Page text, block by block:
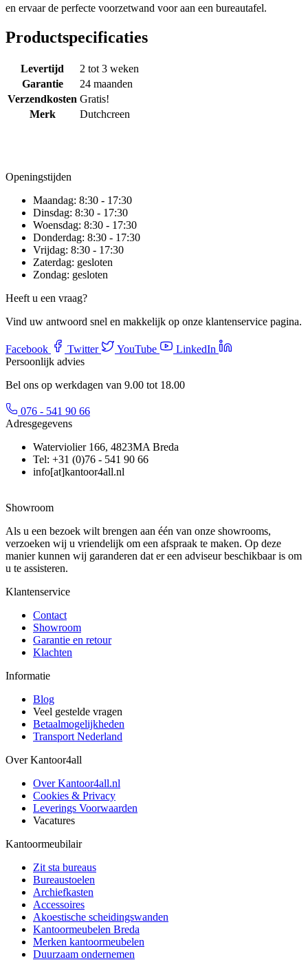
en ervaar de perfecte voorzetwand voor aan een bureautafel.
Productspecificaties
Levertijd
2 tot 3 weken
Garantie
24 maanden
Verzendkosten Gratis!
Merk
Dutchcreen
Openingstijden
Maandag: 8:30 - 17:30
Dinsdag: 8:30 - 17:30
Woensdag: 8:30 - 17:30
Donderdag: 8:30 - 17:30
Vrijdag: 8:30 - 17:30
Zaterdag: gesloten
Zondag: gesloten
Heeft u een vraag?
Vind uw antwoord snel en makkelijk op onze klantenservice pagina.
Facebook Twitter YouTube
LinkedIn
Persoonlijk advies
Bel ons op werkdagen van 9.00 tot 18.00
076 - 541 90 66
Adresgegevens
Waterviolier 166, 4823MA Breda
Tel: +31 (0)76 - 541 90 66
info[at]kantoor4all.nl
Showroom
Als u een bezoek wilt brengen aan één van onze showrooms,
verzoeken wij u vriendelijk om een afspraak te maken. Op deze
manier kunnen wij garanderen dat er een adviseur beschikbaar is om
u te assisteren.
Klantenservice
Contact
Showroom
Garantie en retour
Klachten
Informatie
Blog
Veel gestelde vragen
Betaalmogelijkheden
Transport Nederland
Over Kantoor4all
Over Kantoor4all.nl
Cookies & Privacy
Leverings Voorwaarden
Vacatures
Kantoormeubilair
Zit sta bureaus
Bureaustoelen
Archiefkasten
Accessoires
Akoestische scheidingswanden
Kantoormeubelen Breda
Merken kantoormeubelen
Duurzaam ondernemen